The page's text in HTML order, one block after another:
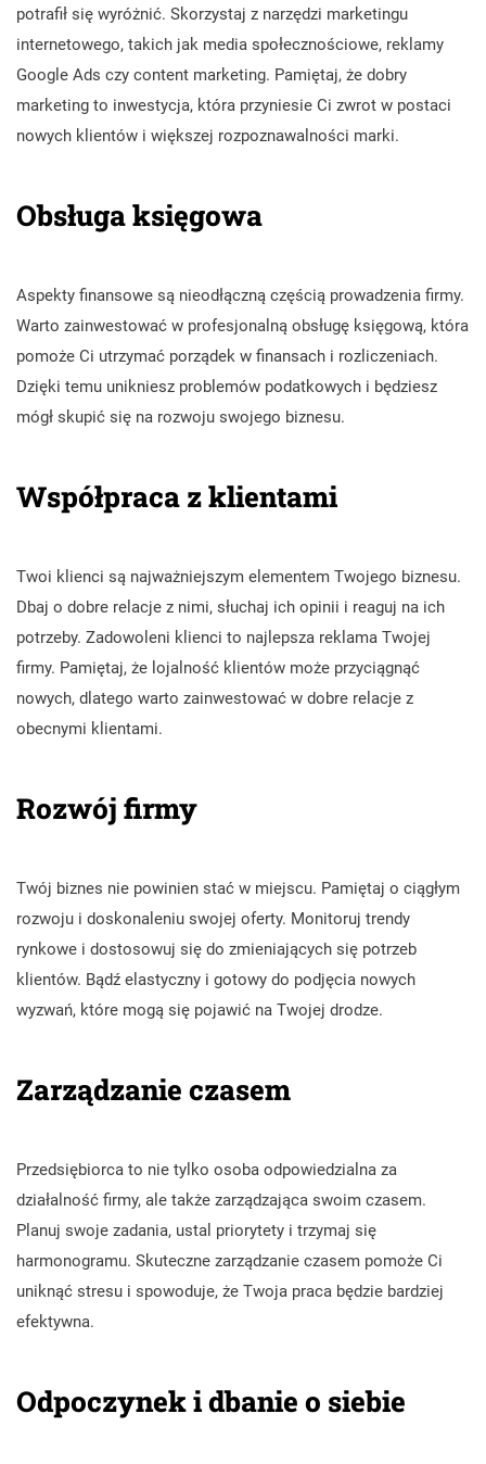
potrafił się wyróżnić. Skorzystaj z narzędzi marketingu
internetowego, takich jak media społecznościowe, reklamy
Google Ads czy content marketing. Pamiętaj, że dobry
marketing to inwestycja, która przyniesie Ci zwrot w postaci
nowych klientów i większej rozpoznawalności marki.
Obsługa księgowa
Aspekty finansowe są nieodłączną częścią prowadzenia firmy.
Warto zainwestować w profesjonalną obsługę księgową, która
pomoże Ci utrzymać porządek w finansach i rozliczeniach.
Dzięki temu unikniesz problemów podatkowych i będziesz
mógł skupić się na rozwoju swojego biznesu.
Współpraca z klientami
Twoi klienci są najważniejszym elementem Twojego biznesu.
Dbaj o dobre relacje z nimi, słuchaj ich opinii i reaguj na ich
potrzeby. Zadowoleni klienci to najlepsza reklama Twojej
firmy. Pamiętaj, że lojalność klientów może przyciągnąć
nowych, dlatego warto zainwestować w dobre relacje z
obecnymi klientami.
Rozwój firmy
Twój biznes nie powinien stać w miejscu. Pamiętaj o ciągłym
rozwoju i doskonaleniu swojej oferty. Monitoruj trendy
rynkowe i dostosowuj się do zmieniających się potrzeb
klientów. Bądź elastyczny i gotowy do podjęcia nowych
wyzwań, które mogą się pojawić na Twojej drodze.
Zarządzanie czasem
Przedsiębiorca to nie tylko osoba odpowiedzialna za
działalność firmy, ale także zarządzająca swoim czasem.
Planuj swoje zadania, ustal priorytety i trzymaj się
harmonogramu. Skuteczne zarządzanie czasem pomoże Ci
uniknąć stresu i spowoduje, że Twoja praca będzie bardziej
efektywna.
Odpoczynek i dbanie o siebie